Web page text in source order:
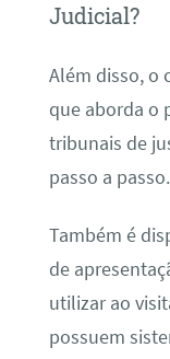
Judicial?
Além disso, o
que aborda o
tribunais de
passo a passo.
Também é
de
utilizar ao
possuem